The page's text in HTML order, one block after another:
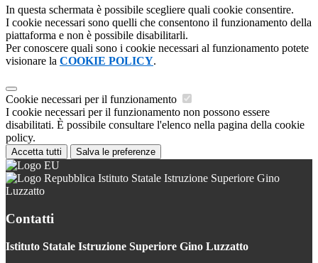
In questa schermata è possibile scegliere quali cookie consentire.
I cookie necessari sono quelli che consentono il funzionamento della
piattaforma e non è possibile disabilitarli.
Per conoscere quali sono i cookie necessari al funzionamento potete
visionare la COOKIE POLICY.
Cookie necessari per il funzionamento
I cookie necessari per il funzionamento non possono essere
disabilitati. È possibile consultare l'elenco nella pagina della cookie
policy.
Accetta tutti Salva le preferenze
Istituto Statale Istruzione Superiore Gino
Luzzatto
Contatti
Istituto Statale Istruzione Superiore Gino Luzzatto